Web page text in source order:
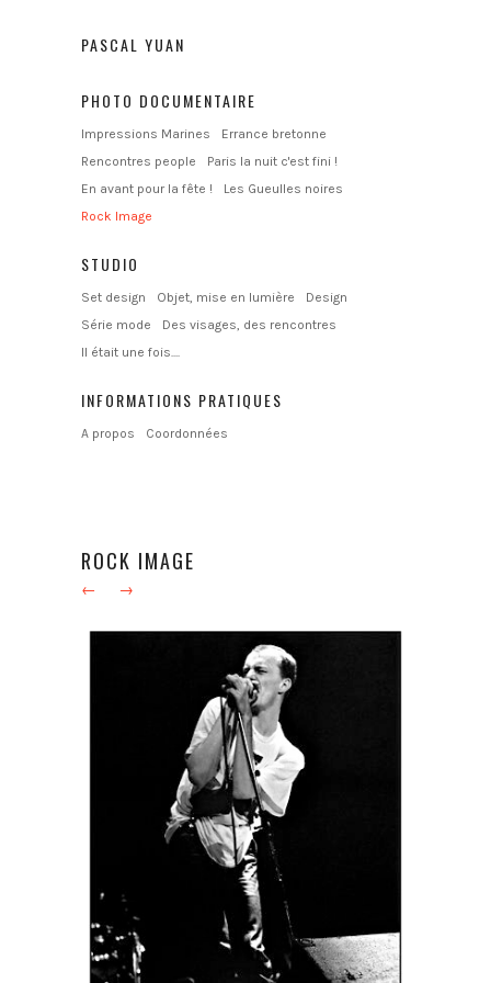
PASCAL YUAN
PHOTO DOCUMENTAIRE
Impressions Marines
Errance bretonne
Rencontres people
Paris la nuit c'est fini !
En avant pour la fête !
Les Gueulles noires
Rock Image
STUDIO
Set design Objet, mise en lumière
Design
Série mode
Des visages, des rencontres
Il était une fois....
INFORMATIONS PRATIQUES
A propos Coordonnées
ROCK IMAGE
← →